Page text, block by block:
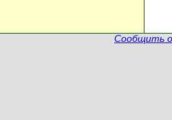
Сообщить о